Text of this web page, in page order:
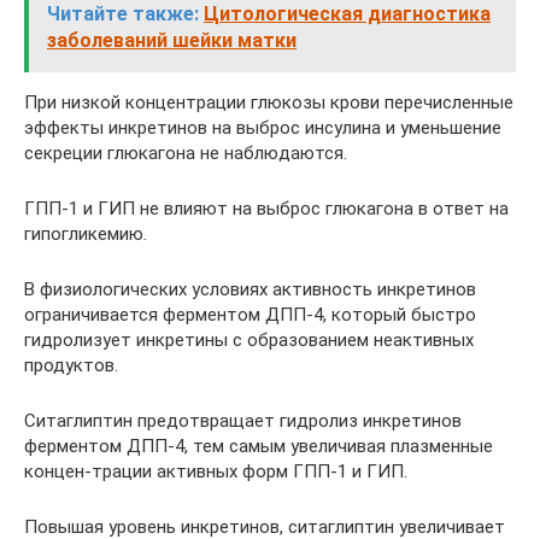
Читайте также: Цитологическая диагностика
заболеваний шейки матки
При низкой концентрации глюкозы крови перечисленные
эффекты инкретинов на выброс инсулина и уменьшение
секреции глюкагона не наблюдаются.
ГПП-1 и ГИП не влияют на выброс глюкагона в ответ на
гипогликемию.
В физиологических условиях активность инкретинов
ограничивается ферментом ДПП-4, который быстро
гидролизует инкретины с образованием неактивных
продуктов.
Ситаглиптин предотвращает гидролиз инкретинов
ферментом ДПП-4, тем самым увеличивая плазменные
концен-трации активных форм ГПП-1 и ГИП.
Повышая уровень инкретинов, ситаглиптин увеличивает